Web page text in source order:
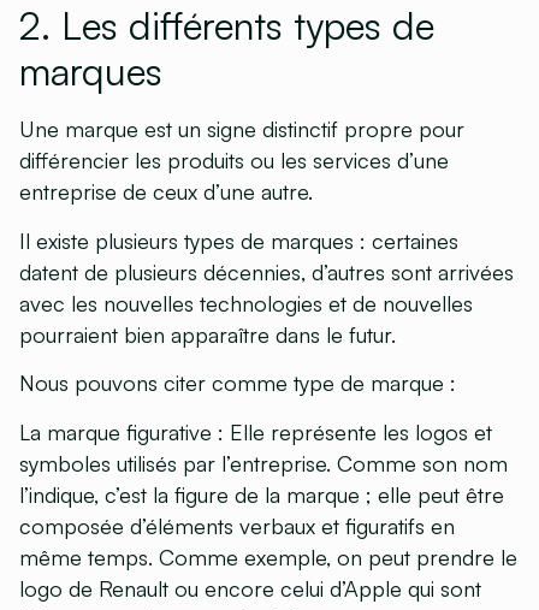
2. Les différents types de
marques
Une marque est un signe distinctif propre pour
différencier les produits ou les services d’une
entreprise de ceux d’une autre.
Il existe plusieurs types de marques : certaines
datent de plusieurs décennies, d’autres sont arrivées
avec les nouvelles technologies et de nouvelles
pourraient bien apparaître dans le futur.
Nous pouvons citer comme type de marque :
La marque figurative : Elle représente les logos et
symboles utilisés par l’entreprise. Comme son nom
l’indique, c’est la figure de la marque ; elle peut être
composée d’éléments verbaux et figuratifs en
même temps. Comme exemple, on peut prendre le
logo de Renault ou encore celui d’Apple qui sont